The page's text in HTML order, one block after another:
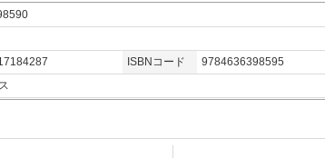
ISBNコード
9784636398595